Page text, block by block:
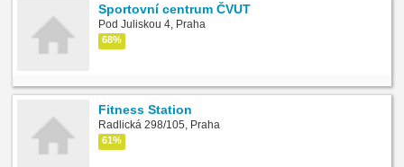
Sportovní centrum ČVUT
Pod Juliskou 4, Praha
68%
Fitness Station
Radlická 298/105, Praha
61%